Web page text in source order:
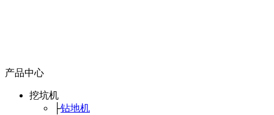
产品中心
挖坑机
├钻地机